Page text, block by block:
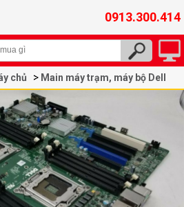
0913.300.414
chủ Main máy trạm, máy bộ Dell